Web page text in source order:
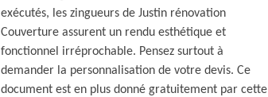
exécutés, les zingueurs de Justin rénovation
Couverture assurent un rendu esthétique et
fonctionnel irréprochable. Pensez surtout à
demander la personnalisation de votre devis. Ce
document est en plus donné gratuitement par cette